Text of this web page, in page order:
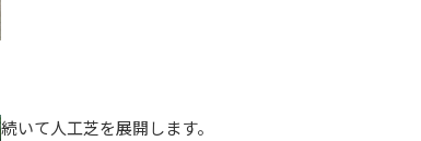
続いて人工芝を展開します。